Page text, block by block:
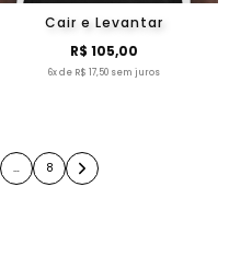
Cair e Levantar
R$ 105,00
6x de R$ 17,50 sem juros
… 8